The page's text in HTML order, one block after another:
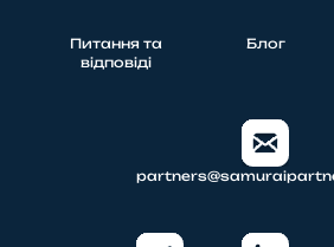
Питання та
відповіді
Блог